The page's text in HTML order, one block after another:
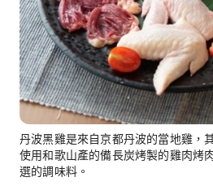
丹波黑雞是來自京都丹波的當地雞，
使用和歌山產的備長炭烤製的雞肉烤
選的調味料。